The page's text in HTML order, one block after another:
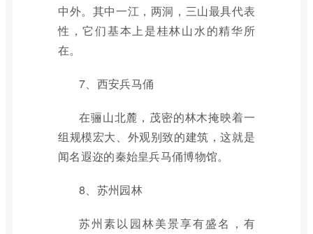
中外。其中一江，两洞，三山最具代表
性，它们基本上是桂林山水的精华所
在。
7、西安兵马俑
在骊山北麓，茂密的林木掩映着一
组规模宏大、外观别致的建筑，这就是
闻名遐迩的秦始皇兵马俑博物馆。
8、苏州园林
苏州素以园林美景享有盛名，有